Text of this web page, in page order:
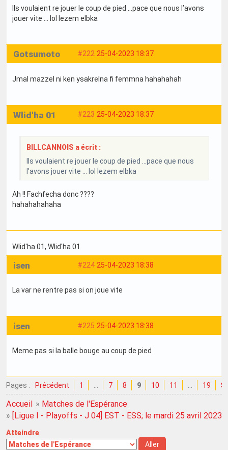
Ils voulaient re jouer le coup de pied …pace que nous l’avons
jouer vite … lol lezem elbka
#222 25-04-2023 18:37
Gotsumoto
Jmal mazzel ni ken ysakrelna fi femmna hahahahah
#223 25-04-2023 18:37
Wlid'ha 01
BILLCANNOIS a écrit :
Ils voulaient re jouer le coup de pied …pace que nous
l’avons jouer vite … lol lezem elbka
Ah !! Fachfecha donc ????
hahahahahaha
Wlid'ha 01, Wlid'ha 01
#224 25-04-2023 18:38
isen
La var ne rentre pas si on joue vite
#225 25-04-2023 18:38
isen
Meme pas si la balle bouge au coup de pied
Pages : Précédent 1 … 7 8 9 10 11 … 19
Accueil » Matches de l'Espérance
»
[Ligue I - Playoffs - J 04] EST - ESS; le mardi 25 avril 2023
Atteindre